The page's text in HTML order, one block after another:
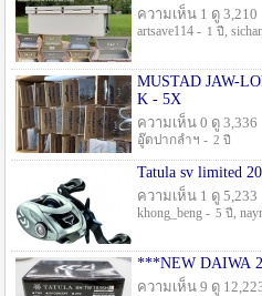
ความเห็น 1 ดู 3,210
artsave114 - 1 ปี ,
MUSTAD JAW-
K - 5X
ความเห็น 0 ดู 3,336
อู๊ดปากลำฯ - 2 ปี
Tatula sv limited
ความเห็น 1 ดู 5,233
khong_beng - 5 ปี ,
ความเห็น 9 ดู